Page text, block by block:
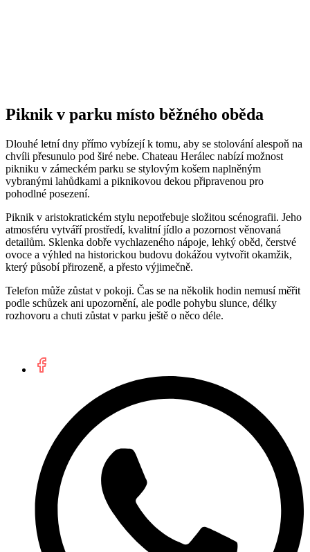
Piknik v parku místo běžného oběda
Dlouhé letní dny přímo vybízejí k tomu, aby se stolování alespoň na
chvíli přesunulo pod širé nebe. Chateau Herálec nabízí možnost
pikniku v zámeckém parku se stylovým košem naplněným
vybranými lahůdkami a piknikovou dekou připravenou pro
pohodlné posezení.
Piknik v aristokratickém stylu nepotřebuje složitou scénografii. Jeho
atmosféru vytváří prostředí, kvalitní jídlo a pozornost věnovaná
detailům. Sklenka dobře vychlazeného nápoje, lehký oběd, čerstvé
ovoce a výhled na historickou budovu dokážou vytvořit okamžik,
který působí přirozeně, a přesto výjimečně.
Telefon může zůstat v pokoji. Čas se na několik hodin nemusí měřit
podle schůzek ani upozornění, ale podle pohybu slunce, délky
rozhovoru a chuti zůstat v parku ještě o něco déle.